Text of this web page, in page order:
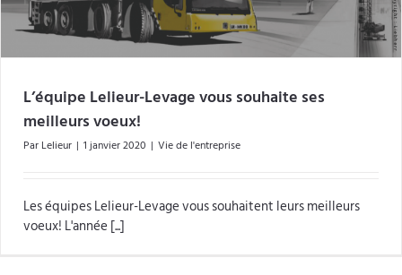
L’équipe Lelieur-Levage vous souhaite ses
meilleurs voeux!
Par Lelieur | 1 janvier 2020 | Vie de l'entreprise
Les équipes Lelieur-Levage vous souhaitent leurs meilleurs
voeux! L'année [...]